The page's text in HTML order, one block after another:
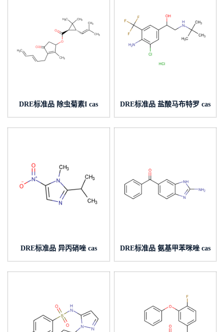
DRE标准品 除虫菊素I cas
号:121-21-1 (泰坦现货供应)
DRE标准品 盐酸马布特罗 cas
号:54240-36-7 (泰坦现货供
DRE标准品 异丙硝唑 cas
号:14885-29-1 (泰坦现货供
DRE标准品 氨基甲苯咪唑 cas
号:52329-60-9 (泰坦现货供